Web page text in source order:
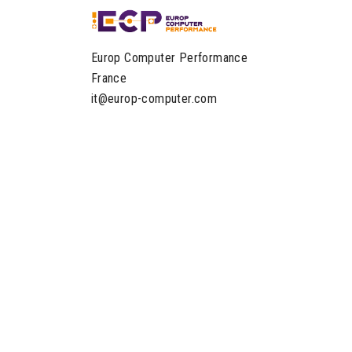
Europ Computer Performance
France
it@europ-computer.com